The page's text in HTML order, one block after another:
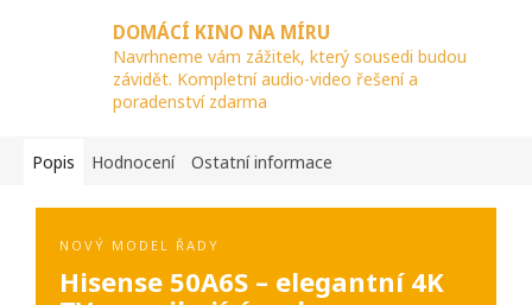
DOMÁCÍ KINO NA MÍRU
Navrhneme vám zážitek, který sousedi budou
závidět. Kompletní audio-video řešení a
poradenství zdarma
Popis Hodnocení Ostatní informace
NOVÝ MODEL ŘADY
Hisense 50A6S – elegantní 4K